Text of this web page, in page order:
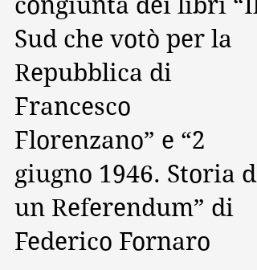
riscattarono l’Italia:
presentazione
congiunta dei libri “Il
Sud che votò per la
Repubblica di
Francesco
Florenzano” e “2
giugno 1946. Storia di